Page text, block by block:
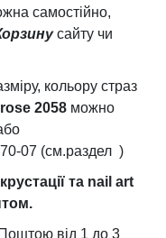
г
т
к
і
л
ь
к
і
самостійно,
сайту чи
кольору страз
2058 можно
07 (см.раздел )
та nail art
від 1 до 3